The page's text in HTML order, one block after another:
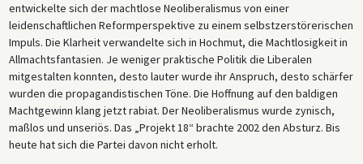
entwickelte sich der machtlose Neoliberalismus von einer
leidenschaftlichen Reformperspektive zu einem selbstzerstörerischen
Impuls. Die Klarheit verwandelte sich in Hochmut, die Machtlosigkeit in
Allmachtsfantasien. Je weniger praktische Politik die Liberalen
mitgestalten konnten, desto lauter wurde ihr Anspruch, desto schärfer
wurden die propagandistischen Töne. Die Hoffnung auf den baldigen
Machtgewinn klang jetzt rabiat. Der Neoliberalismus wurde zynisch,
maßlos und unseriös. Das „Projekt 18“ brachte 2002 den Absturz. Bis
heute hat sich die Partei davon nicht erholt.